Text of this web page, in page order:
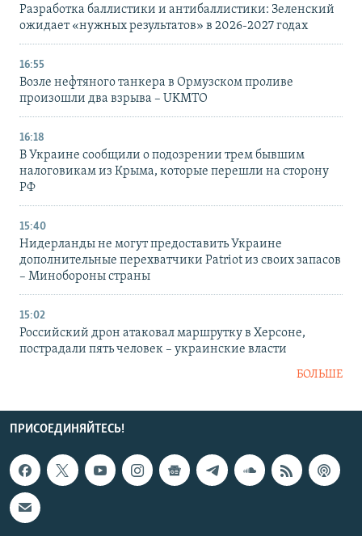
Разработка баллистики и антибаллистики: Зеленский
ожидает «нужных результатов» в 2026-2027 годах
16:55
Возле нефтяного танкера в Ормузском проливе
произошли два взрыва – UKMTO
16:18
В Украине сообщили о подозрении трем бывшим
налоговикам из Крыма, которые перешли на сторону
РФ
15:40
Нидерланды не могут предоставить Украине
дополнительные перехватчики Patriot из своих запасов
– Минобороны страны
15:02
Российский дрон атаковал маршрутку в Херсоне,
пострадали пять человек – украинские власти
БОЛЬШЕ
ПРИСОЕДИНЯЙТЕСЬ!